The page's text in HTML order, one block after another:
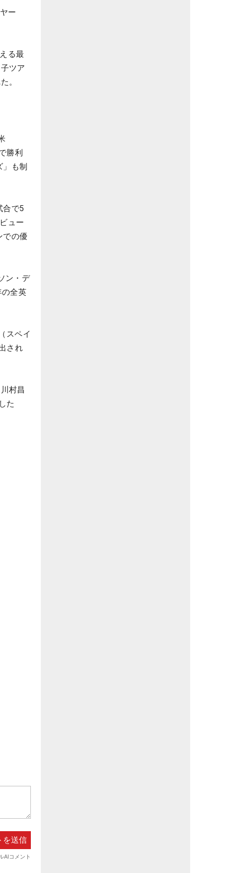
ー
る最
ツア
。
勝利
」も制
合で5
ュー
での優
ン・デ
全英
スペイ
され
村昌
た